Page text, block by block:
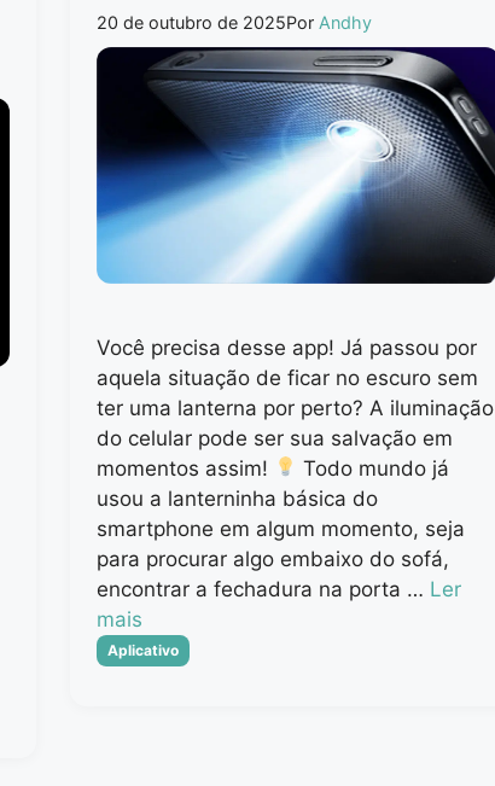
20 de outubro de 2025Por Andhy
Você precisa desse app! Já passou por
aquela situação de ficar no escuro sem
ter uma lanterna por perto? A iluminação
do celular pode ser sua salvação em
momentos assim!
Todo mundo já
usou a lanterninha básica do
smartphone em algum momento, seja
para procurar algo embaixo do sofá,
encontrar a fechadura na porta … Ler
mais
Categorias
Aplicativo